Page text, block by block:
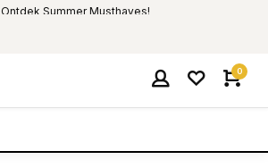
Ontdek Summer Musthaves!
0